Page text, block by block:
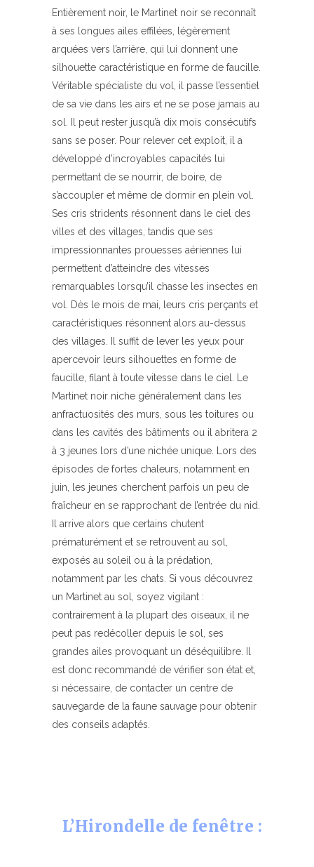
Entièrement noir, le Martinet noir se reconnaît
à ses longues ailes effilées, légèrement
arquées vers l’arrière, qui lui donnent une
silhouette caractéristique en forme de faucille.
Véritable spécialiste du vol, il passe l’essentiel
de sa vie dans les airs et ne se pose jamais au
sol. Il peut rester jusqu’à dix mois consécutifs
sans se poser. Pour relever cet exploit, il a
développé d’incroyables capacités lui
permettant de se nourrir, de boire, de
s’accoupler et même de dormir en plein vol.
Ses cris stridents résonnent dans le ciel des
villes et des villages, tandis que ses
impressionnantes prouesses aériennes lui
permettent d’atteindre des vitesses
remarquables lorsqu’il chasse les insectes en
vol. Dès le mois de mai, leurs cris perçants et
caractéristiques résonnent alors au-dessus
des villages. Il suffit de lever les yeux pour
apercevoir leurs silhouettes en forme de
faucille, filant à toute vitesse dans le ciel. Le
Martinet noir niche généralement dans les
anfractuosités des murs, sous les toitures ou
dans les cavités des bâtiments ou il abritera 2
à 3 jeunes lors d’une nichée unique. Lors des
épisodes de fortes chaleurs, notamment en
juin, les jeunes cherchent parfois un peu de
fraîcheur en se rapprochant de l’entrée du nid.
Il arrive alors que certains chutent
prématurément et se retrouvent au sol,
exposés au soleil ou à la prédation,
notamment par les chats. Si vous découvrez
un Martinet au sol, soyez vigilant :
contrairement à la plupart des oiseaux, il ne
peut pas redécoller depuis le sol, ses
grandes ailes provoquant un déséquilibre. Il
est donc recommandé de vérifier son état et,
si nécessaire, de contacter un centre de
sauvegarde de la faune sauvage pour obtenir
des conseils adaptés.
L’Hirondelle de fenêtre :